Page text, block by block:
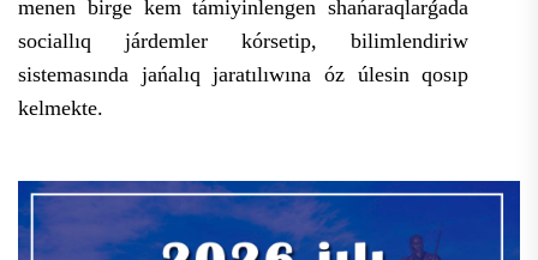
menen birge kem támiyinlengen shańaraqlarǵada
sociallıq járdemler kórsetip,bilimlendiriw
sistemasında jańalıq jaratılıwına óz úlesin qosıp
kelmekte.